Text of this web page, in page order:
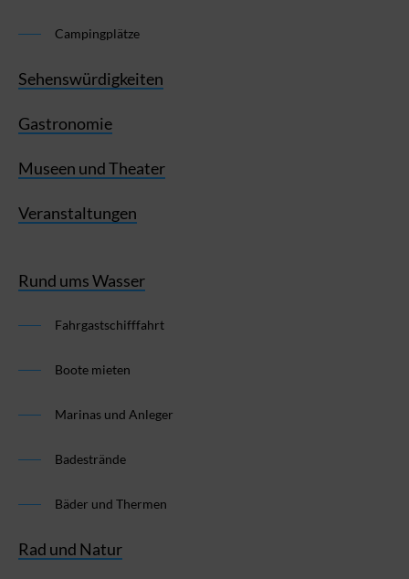
Campingplätze
Sehenswürdigkeiten
Gastronomie
Museen und Theater
Veranstaltungen
Rund ums Wasser
Fahrgastschifffahrt
Boote mieten
Marinas und Anleger
Badestrände
Bäder und Thermen
Rad und Natur